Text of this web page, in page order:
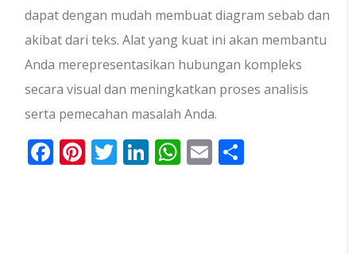
dapat dengan mudah membuat diagram sebab dan
akibat dari teks. Alat yang kuat ini akan membantu
Anda merepresentasikan hubungan kompleks
secara visual dan meningkatkan proses analisis
serta pemecahan masalah Anda.
Facebook
Pinterest
Twitter
LinkedIn
WhatsApp
Email